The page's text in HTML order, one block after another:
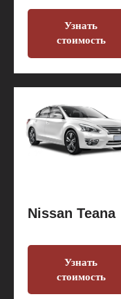
Узнать
стоимость
Nissan Teana
Узнать
стоимость